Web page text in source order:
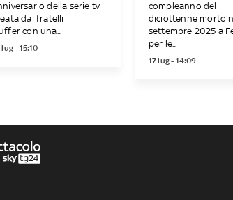
della serie tv
dai fratelli
con una...
lug - 15:10
compleanno del
diciottenne morto
settembre 2025 a
per le...
17 lug - 14:09